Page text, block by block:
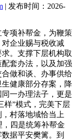
| 发布时间：2026-
项补帮金，为鞭策
企业赐与税收减
。支撑下层机构取
套办法，以及加强
做和谈、办事供给
健康部分存案，降
一办理法子，更是
样”模式，完美下层
村落地域恰当上
四是统筹补帮金
据平安樊篱。到